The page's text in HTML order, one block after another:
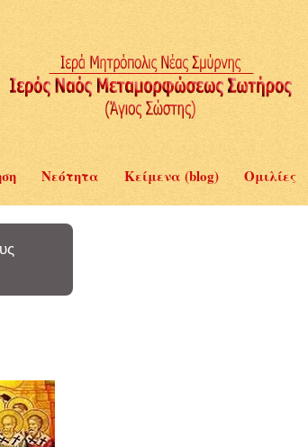
Νεότητα Κείμενα (blog) Ομιλίες